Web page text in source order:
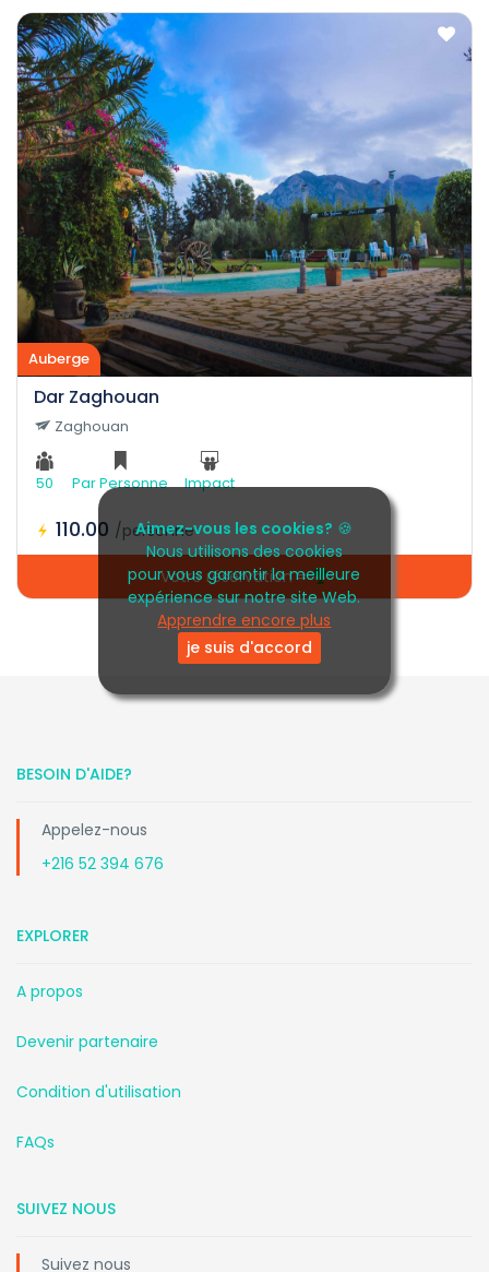
Aimez-vous les cookies? 🍪
Nous utilisons des cookies
pour vous garantir la meilleure
expérience sur notre site Web.
Apprendre encore plus
je suis d'accord
Auberge
Dar Zaghouan
Zaghouan
50 Par Personne Impact
110.00 /personne
Votre réservation =
BESOIN D'AIDE?
Appelez-nous
+216 52 394 676
EXPLORER
A propos
Devenir partenaire
Condition d'utilisation
FAQs
SUIVEZ NOUS
Suivez nous